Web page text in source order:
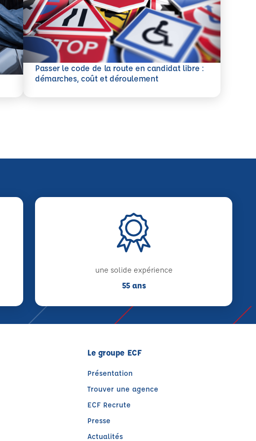
Passer le code de la route en candidat libre :
démarches, coût et déroulement
En savoir plus
une solide expérience
55 ans
Le groupe ECF
Présentation
Trouver une agence
ECF Recrute
Presse
Actualités